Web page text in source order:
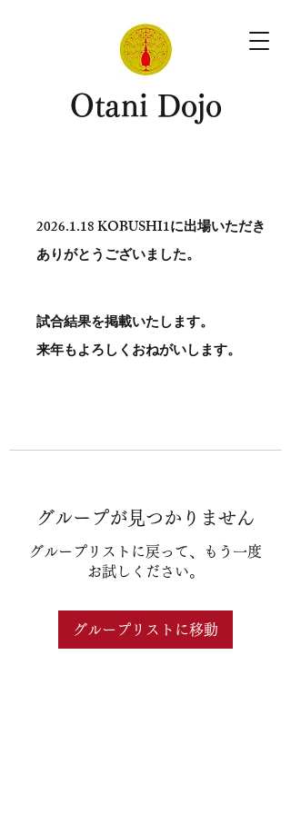
​Otani Dojo
2026.1.18KOBUSHI1に出場いただき
ありがとう​ございました。
試合結果を掲載いたします。
​来年もよろしくおねがいします。
グループが見つかりません
グループリストに戻って、もう一度
お試しください。
グループリストに移動